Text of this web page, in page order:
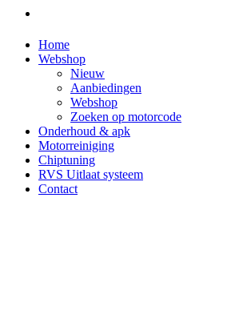
Home
Webshop
Nieuw
Aanbiedingen
Webshop
Zoeken op motorcode
Onderhoud & apk
Motorreiniging
Chiptuning
RVS Uitlaat systeem
Contact